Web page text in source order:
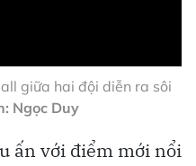
giữa hai đội diễn ra sôi
Ngọc Duy
ấn với điểm mới nổi